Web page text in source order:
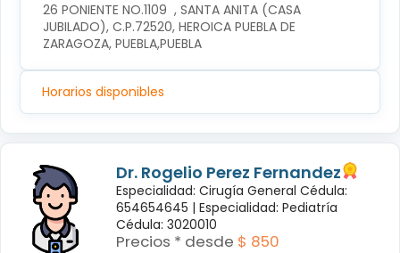
26 PONIENTE NO.1109  , SANTA ANITA (CASA
JUBILADO), C.P.72520, HEROICA PUEBLA DE
ZARAGOZA, PUEBLA,PUEBLA
Horarios disponibles
Dr. Rogelio Perez Fernandez
Especialidad: Cirugía General Cédula:
654654645 | Especialidad: Pediatría
Cédula: 3020010
Precios * desde $ 850